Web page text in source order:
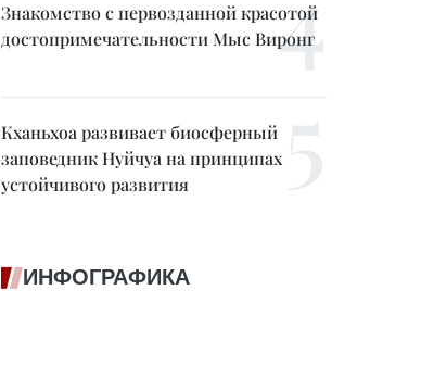
Знакомство с первозданной красотой
достопримечательности Мыс Виронг
Кханьхоа развивает биосферный
заповедник Нуйчуа на принципах
устойчивого развития
ИНФОГРАФИКА